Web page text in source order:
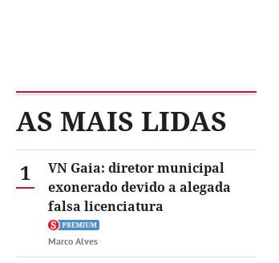
AS MAIS LIDAS
1
VN Gaia: diretor municipal
exonerado devido a alegada
falsa licenciatura
Marco Alves